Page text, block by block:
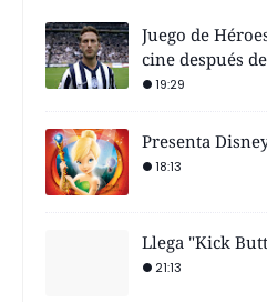
Juego de
cine después
19:29
Presenta
18:13
Llega "Kick
21:13